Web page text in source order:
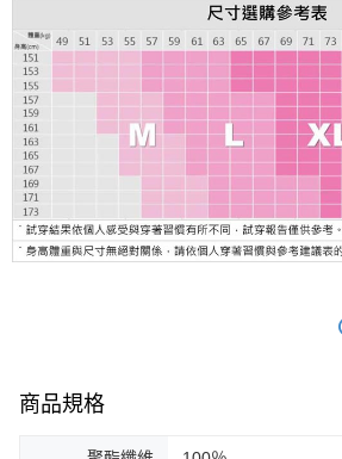
商品規格